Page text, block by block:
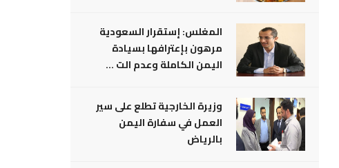
المغلس: إستقرار السعودية
مرهون بإعترافها بسيادة
اليمن الكاملة وعدم الت ...
وزيرة الخارجية تطلع على سير
العمل في سفارة اليمن
بالرياض